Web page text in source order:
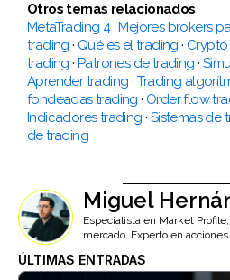
Otros temas relacionados
MetaTrading 4· Mejores brokers
trading · Qué es el trading ·
trading · Patrones de trading ·
Aprender trading · Trading
fondeadas trading · Order flow
Indicadores trading · Sistemas de
de trading
Miguel
Especialista en Market
mercado. Experto en
ÚLTIMAS ENTRADAS